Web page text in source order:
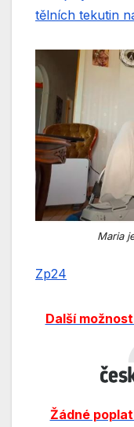
tělních tekutin
Maria
Zp24
Další
Žádné